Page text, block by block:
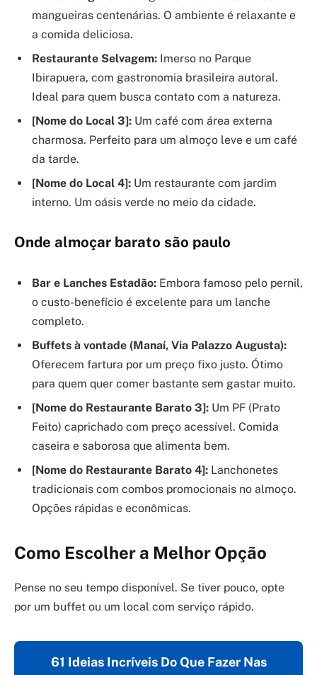
mangueiras centenárias. O ambiente é relaxante e
a comida deliciosa.
Restaurante Selvagem: Imerso no Parque
Ibirapuera, com gastronomia brasileira autoral.
Ideal para quem busca contato com a natureza.
[Nome do Local 3]: Um café com área externa
charmosa. Perfeito para um almoço leve e um café
da tarde.
[Nome do Local 4]: Um restaurante com jardim
interno. Um oásis verde no meio da cidade.
Onde almoçar barato são paulo
Bar e Lanches Estadão: Embora famoso pelo pernil,
o custo-benefício é excelente para um lanche
completo.
Buffets à vontade (Manaí, Via Palazzo Augusta):
Oferecem fartura por um preço fixo justo. Ótimo
para quem quer comer bastante sem gastar muito.
[Nome do Restaurante Barato 3]: Um PF (Prato
Feito) caprichado com preço acessível. Comida
caseira e saborosa que alimenta bem.
[Nome do Restaurante Barato 4]: Lanchonetes
tradicionais com combos promocionais no almoço.
Opções rápidas e econômicas.
Como Escolher a Melhor Opção
Pense no seu tempo disponível. Se tiver pouco, opte
por um buffet ou um local com serviço rápido.
61 Ideias Incríveis Do Que Fazer Nas